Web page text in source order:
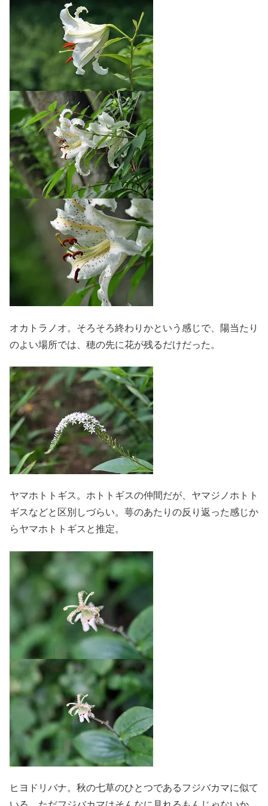
オカトラノオ。そろそろ終わりかという感じで、陽当たり
のよい場所では、穂の先に花が残るだけだった。
ヤマホトトギス。ホトトギスの仲間だが、ヤマジノホトト
ギスなどと区別しづらい。萼のあたりの反り返った感じか
らヤマホトトギスと推定。
ヒヨドリバナ。秋の七草のひとつであるフジバカマに似て